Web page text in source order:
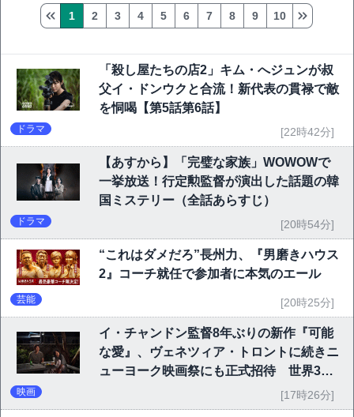
1 2 3 4 5 6 7 8 9 10
「殺し屋たちの店2」キム・へジュンが叔
父イ・ドンウクと合流！新代表の貫禄で敵
を恫喝【第5話第6話】
ドラマ [22時42分]
【あすから】「完璧な家族」WOWOWで
一挙放送！行定勲監督が演出した話題の韓
国ミステリー（全話あらすじ）
ドラマ [20時54分]
“これはダメだろ”長州力、『男磨きハウス
2』コーチ就任で参加者に本気のエール
芸能 [20時25分]
イ・チャンドン監督8年ぶりの新作『可能
な愛』、ヴェネツィア・トロントに続きニ
ューヨーク映画祭にも正式招待 世界3大
映画 [17時26分]